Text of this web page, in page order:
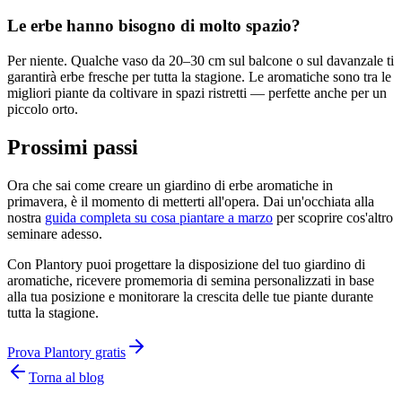
Le erbe hanno bisogno di molto spazio?
Per niente. Qualche vaso da 20–30 cm sul balcone o sul davanzale ti
garantirà erbe fresche per tutta la stagione. Le aromatiche sono tra le
migliori piante da coltivare in spazi ristretti — perfette anche per un
piccolo orto.
Prossimi passi
Ora che sai come creare un giardino di erbe aromatiche in
primavera, è il momento di metterti all'opera. Dai un'occhiata alla
nostra guida completa su cosa piantare a marzo per scoprire cos'altro
seminare adesso.
Con Plantory puoi progettare la disposizione del tuo giardino di
aromatiche, ricevere promemoria di semina personalizzati in base
alla tua posizione e monitorare la crescita delle tue piante durante
tutta la stagione.
Prova Plantory gratis
Torna al blog